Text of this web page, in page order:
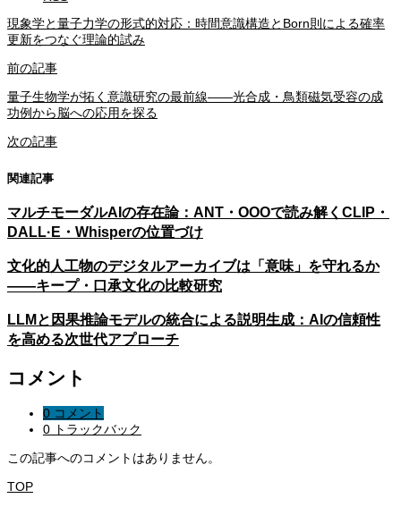
現象学と量子力学の形式的対応：時間意識構造とBorn則による確率
更新をつなぐ理論的試み
前の記事
量子生物学が拓く意識研究の最前線——光合成・鳥類磁気受容の成
功例から脳への応用を探る
次の記事
関連記事
マルチモーダルAIの存在論：ANT・OOOで読み解くCLIP・
DALL·E・Whisperの位置づけ
文化的人工物のデジタルアーカイブは「意味」を守れるか
——キープ・口承文化の比較研究
LLMと因果推論モデルの統合による説明生成：AIの信頼性
を高める次世代アプローチ
コメント
0 コメント
0 トラックバック
この記事へのコメントはありません。
TOP